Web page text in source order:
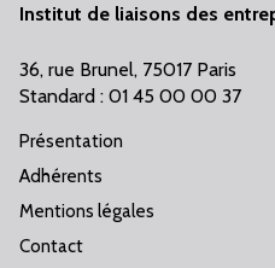
Institut de liaisons des
36, rue Brunel, 75017 Paris
Standard : 01 45 00 00 37
Présentation
Adhérents
Mentions légales
Contact